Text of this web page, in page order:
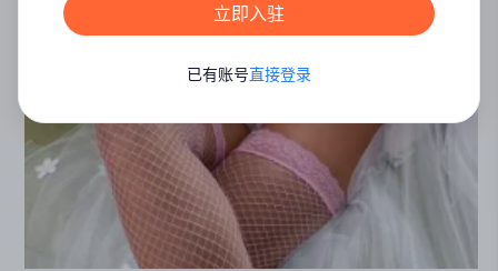
立即入驻
已有账号直接登录